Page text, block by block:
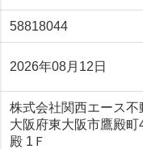
58818044
2026年08月12日
株式会社関西エース不
大阪府東大阪市鷹殿
殿 1Ｆ